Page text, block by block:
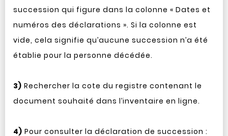
succession qui figure dans la colonne « Dates et
numéros des déclarations ». Si la colonne est
vide, cela signifie qu’aucune succession n’a été
établie pour la personne décédée.
3) Rechercher la cote du registre contenant le
document souhaité dans l’inventaire en ligne.
4) Pour consulter la déclaration de succession :